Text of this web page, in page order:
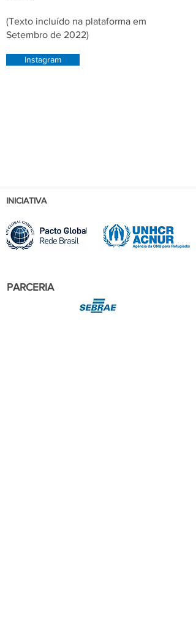
(Texto incluído na plataforma em
Setembro de 2022)
Instagram
INICIATIVA
PARCERIA